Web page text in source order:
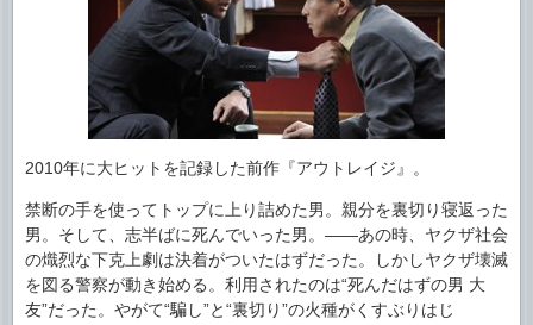
2010年に大ヒットを記録した前作『アウトレイジ』。
禁断の手を使ってトップに上り詰めた男。親分を裏切り寝返った
男。そして、志半ばに死んでいった男。――あの時、ヤクザ社会
の熾烈な下克上劇は決着がついたはずだった。しかしヤクザ壊滅
を図る警察が動き始める。利用されたのは“死んだはずの男 大
友”だった。やがて“騙し”と“裏切り”の火種がくすぶりはじ